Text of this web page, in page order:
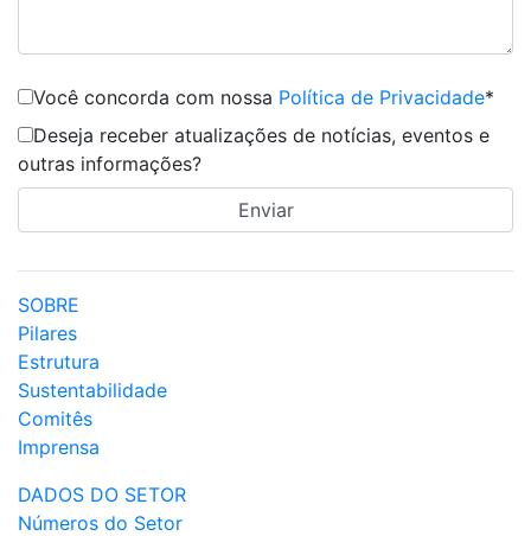
Você concorda com nossa Política de Privacidade*
Deseja receber atualizações de notícias, eventos e
outras informações?
SOBRE
Pilares
Estrutura
Sustentabilidade
Comitês
Imprensa
DADOS DO SETOR
Números do Setor